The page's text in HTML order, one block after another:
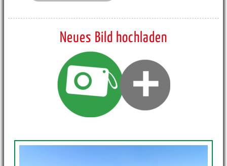
Neues Bild hochladen